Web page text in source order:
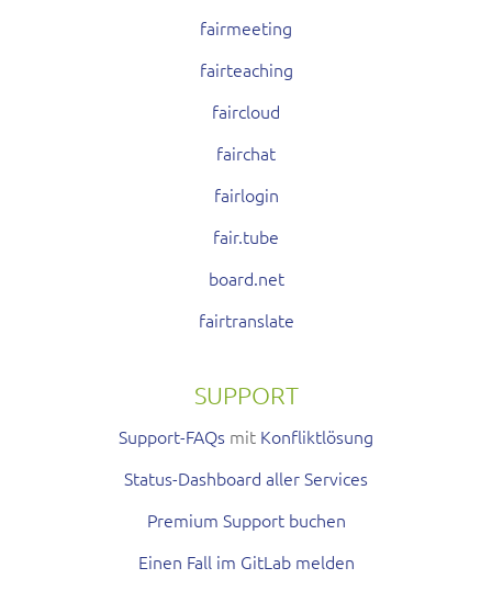
fairmeeting
fairteaching
faircloud
fairchat
fairlogin
fair.tube
board.net
fairtranslate
SUPPORT
Support-FAQs mit Konfliktlösung
Status-Dashboard aller Services
Premium Support buchen
Einen Fall im GitLab melden